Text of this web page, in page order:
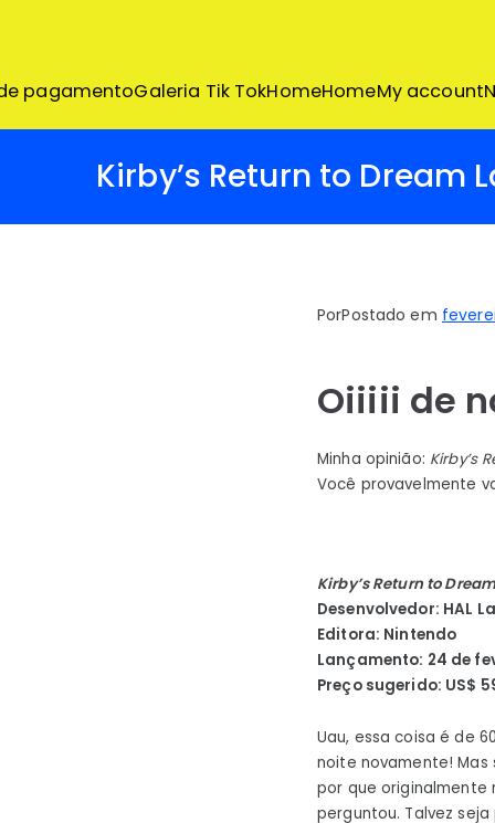
conteúdo
pagamentoGaleria Tik TokHomeHomeMy account
Kirby’s Return to Dream
PorPostado em
Oiiiii de
Minha opinião: Kirby’s
Você provavelmente
Kirby’s Return to
Desenvolvedor: HAL
Editora: Nintendo
Lançamento: 24 de
Preço sugerido: US$
Uau, essa coisa é de
noite novamente! Mas
por que
perguntou. Talvez